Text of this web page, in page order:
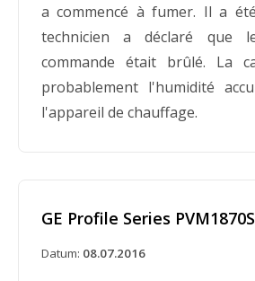
Ventilateurs de neuf
par GE
Datum:28.07.1983
La General Electric Company
peut être présent. Comme
électrique qui surchauffe,
a commencé à fumer. Il a
technicien a déclaré que
commande était brûlé. La
probablement l'humidité
l'appareil de chauffage.
GE Profile Series
Datum: 08.07.2016